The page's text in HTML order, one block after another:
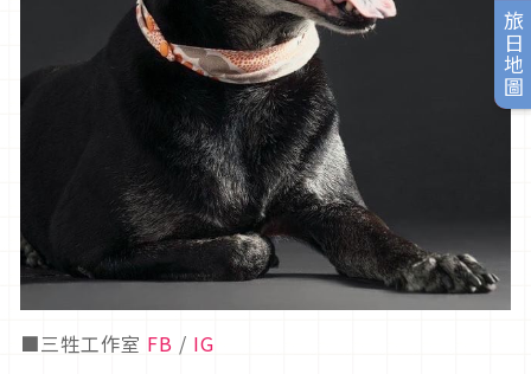
旅日地圖
■三牲工作室 FB / IG